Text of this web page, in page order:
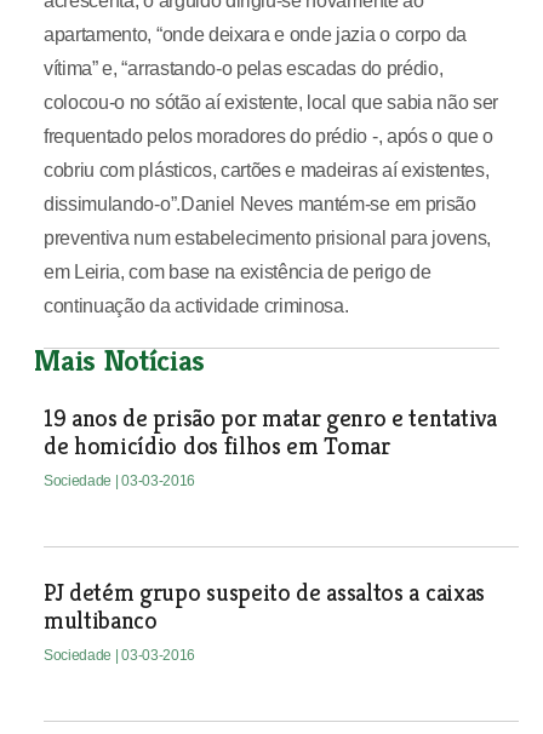
apartamento, “onde deixara e onde jazia o corpo da
vítima” e, “arrastando-o pelas escadas do prédio,
colocou-o no sótão aí existente, local que sabia não ser
frequentado pelos moradores do prédio -, após o que o
cobriu com plásticos, cartões e madeiras aí existentes,
dissimulando-o”.Daniel Neves mantém-se em prisão
preventiva num estabelecimento prisional para jovens,
em Leiria, com base na existência de perigo de
continuação da actividade criminosa.
Mais Notícias
19 anos de prisão por matar genro e tentativa
de homicídio dos filhos em Tomar
Sociedade | 03-03-2016
PJ detém grupo suspeito de assaltos a caixas
multibanco
Sociedade | 03-03-2016